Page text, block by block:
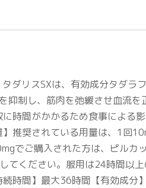
ダリスSXは、有効成分タダ
抑制し、筋肉を弛緩させ血流
時間がかかるため食事による
推奨されている用量は、1回
でご購入された方は、ピル
てください。服用は24時間以
時間】最大36時間【有効成